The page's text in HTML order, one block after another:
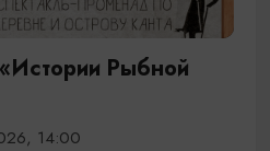
Рыбной
14:00